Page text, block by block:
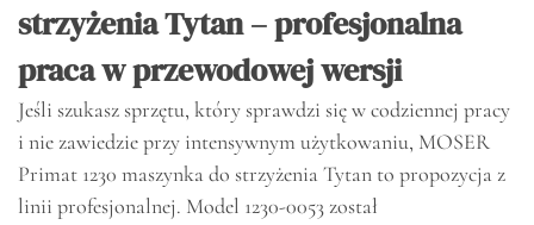
strzyżenia Tytan – profesjonalna
praca w przewodowej wersji
Jeśli szukasz sprzętu, który sprawdzi się w codziennej pracy
i nie zawiedzie przy intensywnym użytkowaniu, MOSER
Primat 1230 maszynka do strzyżenia Tytan to propozycja z
linii profesjonalnej. Model 1230-0053 został